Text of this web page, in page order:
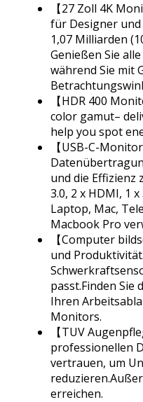
【27 Zoll 4K
für Designer und
1,07 Milliarden
Genießen Sie
während Sie mit
【HDR 400
color gamut–
help you spot
【USB-C-
und die Effizienz
3.0, 2 x HDMI, 1
Laptop, Mac,
Macbook Pro
【Computer
und
passt.Finden
Ihren
Monitors.
【TUV
professionellen
vertrauen, um
erreichen.